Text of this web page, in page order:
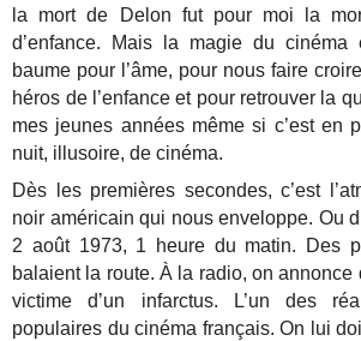
la mort de Delon fut pour moi la
d’enfance. Mais la magie du
baume pour l’âme, pour nous faire
héros de l’enfance et pour retrouver la
mes jeunes années même si c’est en
nuit, illusoire, de cinéma.
Dès les premières secondes, c’est
noir américain qui nous enveloppe. Ou
2 août 1973, 1 heure du matin. Des
balaient la route. À la radio, on annonce
victime d’un infarctus. L’un des
populaires du cinéma français. On lui